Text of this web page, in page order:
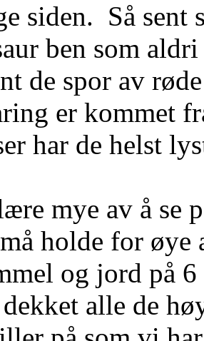
siden. Så sent
ben som
de spor av
er kommet
har de helst
mye av å se
holde for
og jord på
alle de